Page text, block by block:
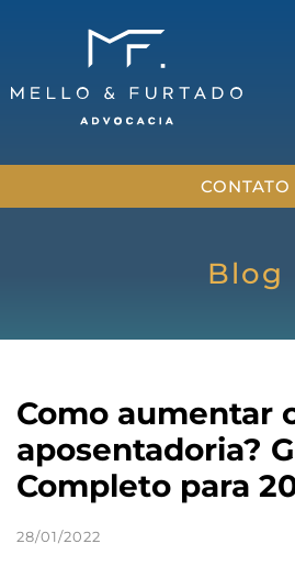
CONTATO
Blog
Como aumentar
aposentadoria?
Completo para
28/01/2022